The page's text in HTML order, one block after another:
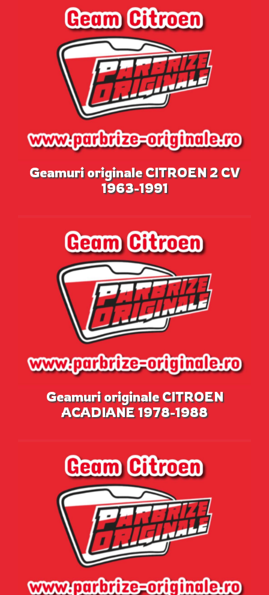
Geamuri originale CITROEN 2 CV
1963-1991
Geamuri originale CITROEN
ACADIANE 1978-1988